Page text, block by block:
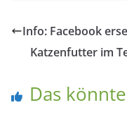
Info: Facebook
Katzenfutter im
Das